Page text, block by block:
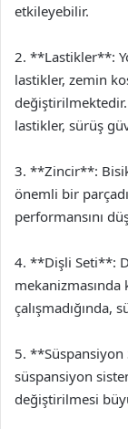
etkileyebilir.
2. **Lastikler**:
lastikler, zemin
değiştirilmektedir.
lastikler, sürüş
3. **Zincir**:
önemli bir
performansını
4. **Dişli Seti**:
çalışmadığında,
5.
süspansiyon
değiştirilmesi